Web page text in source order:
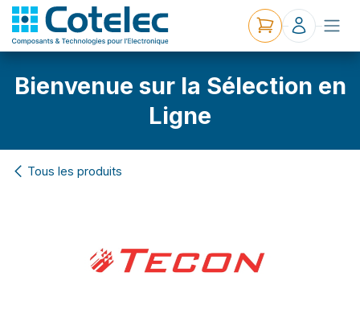
Bienvenue sur la Sélection en
Ligne
Tous les produits